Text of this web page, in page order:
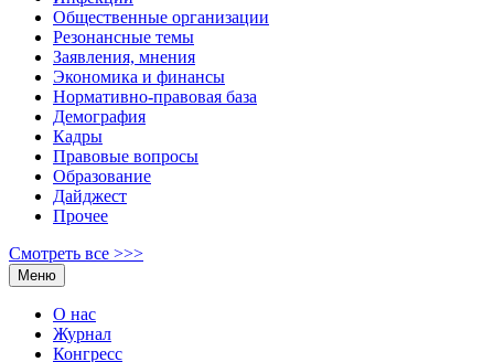
Общественные организации
Резонансные темы
Заявления, мнения
Экономика и финансы
Нормативно-правовая база
Демография
Кадры
Правовые вопросы
Образование
Дайджест
Прочее
Смотреть все >>>
Меню
О нас
Журнал
Конгресс